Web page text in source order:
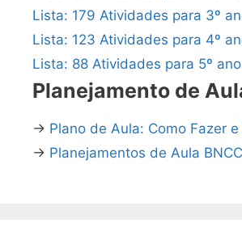
Lista: 179 Atividades para 3º
Lista: 123 Atividades para 4º
Lista: 88 Atividades para 5º ano
Planejamento de
→ Plano de Aula: Como Fazer
→ Planejamentos de Aula BNCC